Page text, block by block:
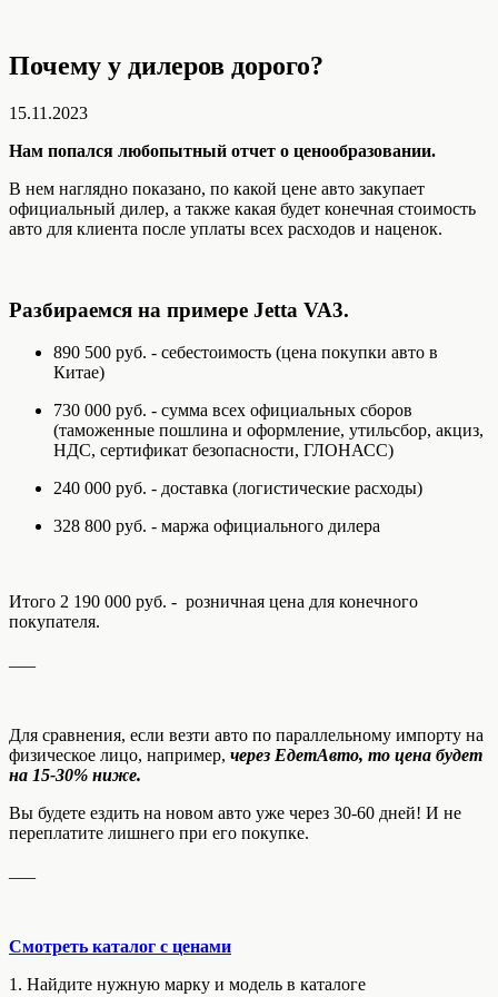
Почему у дилеров дорого?
15.11.2023
Нам попался любопытный отчет о ценообразовании.
В нем наглядно показано, по какой цене авто закупает
официальный дилер, а также какая будет конечная стоимость
авто для клиента после уплаты всех расходов и наценок.
Разбираемся на примере Jetta VA3.
890 500 руб. - себестоимость (цена покупки авто в
Китае)
730 000 руб. - сумма всех официальных сборов
(таможенные пошлина и оформление, утильсбор, акциз,
НДС, сертификат безопасности, ГЛОНАСС)
240 000 руб. - доставка (логистические расходы)
328 800 руб. - маржа официального дилера
Итого 2 190 000 руб. - розничная цена для конечного
покупателя.
Для сравнения, если везти авто по параллельному импорту на
физическое лицо, например, через ЕдетАвто, то цена будет
на 15-30% ниже.
Вы будете ездить на новом авто уже через 30-60 дней! И не
переплатите лишнего при его покупке.
Смотреть каталог с ценами
1. Найдите нужную марку и модель в каталоге